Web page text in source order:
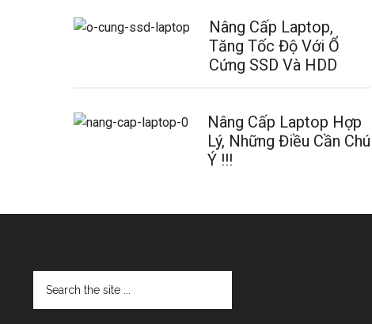
Nâng Cấp Laptop,
Tăng Tốc Độ Với Ổ
Cứng SSD Và HDD
Nâng Cấp Laptop Hợp
Lý, Những Điều Cần Chú
Ý !!!